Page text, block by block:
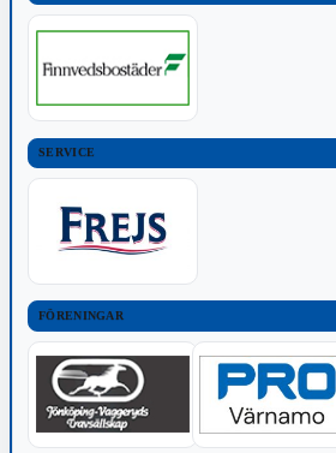
SERVICE
FÖRENINGAR